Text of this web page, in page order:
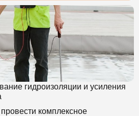
гидроизоляции и усиления
комплексное